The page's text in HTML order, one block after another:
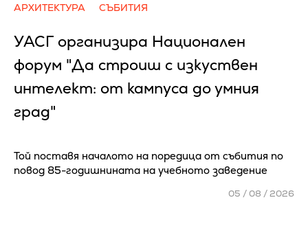
АРХИТЕКТУРА СЪБИТИЯ
УАСГ организира Национален
форум "Да строиш с изкуствен
интелект: от кампуса до умния
град"
Той поставя началото на поредица от събития по
повод 85-годишнината на учебното заведение
05 / 08 / 2026